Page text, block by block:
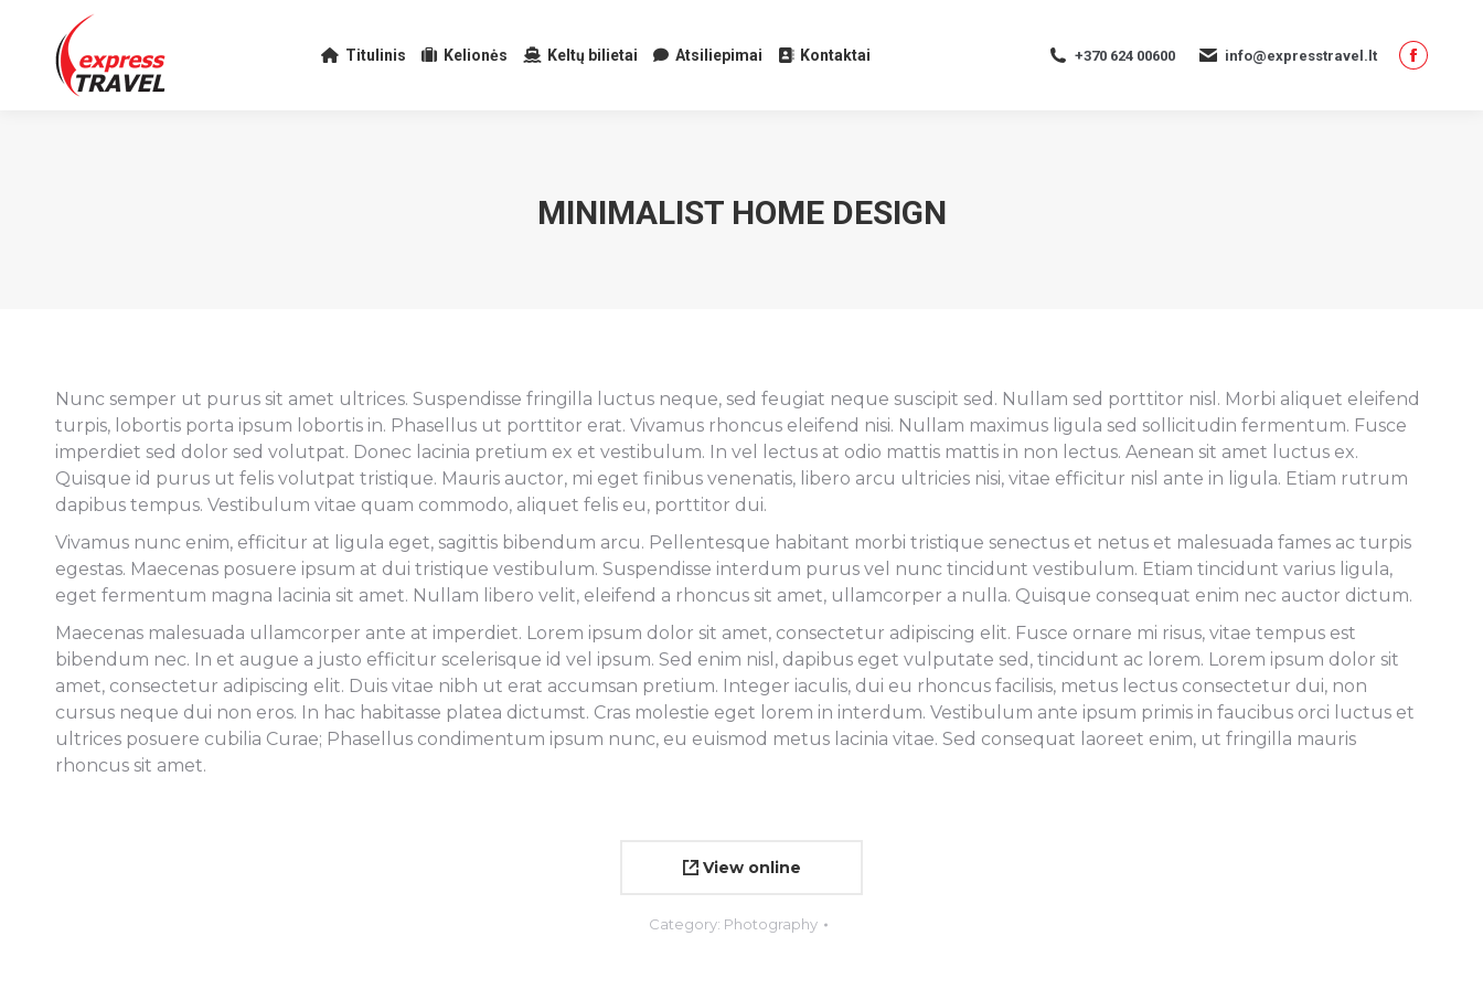
Titulinis Kelionės Keltų bilietai Atsiliepimai Kontaktai +370 624 00600 info@expresstravel.lt
MINIMALIST HOME DESIGN
Nunc semper ut purus sit amet ultrices. Suspendisse fringilla luctus neque, sed feugiat neque suscipit sed. Nullam sed porttitor nisl. Morbi aliquet eleifend
turpis, lobortis porta ipsum lobortis in. Phasellus ut porttitor erat. Vivamus rhoncus eleifend nisi. Nullam maximus ligula sed sollicitudin fermentum. Fusce
imperdiet sed dolor sed volutpat. Donec lacinia pretium ex et vestibulum. In vel lectus at odio mattis mattis in non lectus. Aenean sit amet luctus ex.
Quisque id purus ut felis volutpat tristique. Mauris auctor, mi eget finibus venenatis, libero arcu ultricies nisi, vitae efficitur nisl ante in ligula. Etiam rutrum
dapibus tempus. Vestibulum vitae quam commodo, aliquet felis eu, porttitor dui.
Vivamus nunc enim, efficitur at ligula eget, sagittis bibendum arcu. Pellentesque habitant morbi tristique senectus et netus et malesuada fames ac turpis
egestas. Maecenas posuere ipsum at dui tristique vestibulum. Suspendisse interdum purus vel nunc tincidunt vestibulum. Etiam tincidunt varius ligula,
eget fermentum magna lacinia sit amet. Nullam libero velit, eleifend a rhoncus sit amet, ullamcorper a nulla. Quisque consequat enim nec auctor dictum.
Maecenas malesuada ullamcorper ante at imperdiet. Lorem ipsum dolor sit amet, consectetur adipiscing elit. Fusce ornare mi risus, vitae tempus est
bibendum nec. In et augue a justo efficitur scelerisque id vel ipsum. Sed enim nisl, dapibus eget vulputate sed, tincidunt ac lorem. Lorem ipsum dolor sit
amet, consectetur adipiscing elit. Duis vitae nibh ut erat accumsan pretium. Integer iaculis, dui eu rhoncus facilisis, metus lectus consectetur dui, non
cursus neque dui non eros. In hac habitasse platea dictumst. Cras molestie eget lorem in interdum. Vestibulum ante ipsum primis in faucibus orci luctus et
ultrices posuere cubilia Curae; Phasellus condimentum ipsum nunc, eu euismod metus lacinia vitae. Sed consequat laoreet enim, ut fringilla mauris
rhoncus sit amet.
View online
Category: Photography
opens
in